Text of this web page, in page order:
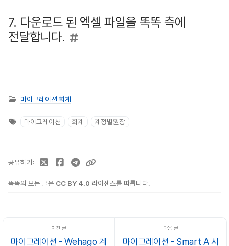
7. 다운로드 된 엑셀 파일을 똑똑 측에
전달합니다.
마이그레이션 회계
마이그레이션 회계 계정별원장
똑똑의 모든 글은 CC BY 4.0 라이센스를 따릅니다.
공유하기
마이그레이션 - Wehago 계 마이그레이션 - Smart A 시